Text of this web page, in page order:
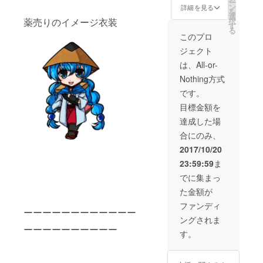
薬売りのイメージ衣装
ーーーーーーーーーーーー
ーーーーーーーーーー
プレイ
ヤーを
県外の
イベン
トに呼
ぶこと
できま
す。 ・
MC ・
（15
分）
など
できる
限りの
ことを
いたし
ます。
※宿泊が
必要な
場合別
途料金
がかか
ます ご
詳細を見る ン
を
選
択
す
る
このプロ
ジェクト
は、All-or-
Nothing方式
です。
目標金額を
達成した場
合にのみ、
2017/10/20
23:59:59ま
でに集まっ
た金額が
ファンディ
ングされま
す。